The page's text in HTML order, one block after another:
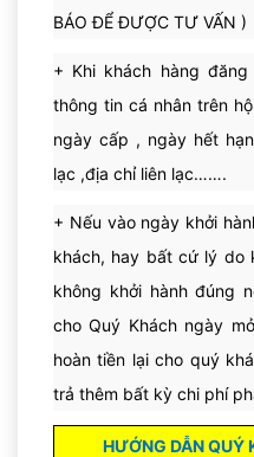
BÁO ĐỂ ĐƯỢC TƯ VẤN )
+ Khi khách hàng
thông tin cá nhân trên
ngày cấp , ngày hết
lạc ,địa chỉ liên lạc…….
+ Nếu vào ngày khởi
khách, hay bất cứ lý do
không khởi hành đúng
cho Quý Khách ngày
hoàn tiền lại cho quý
trả thêm bất kỳ chi phí
HƯỚNG DẪN QUÝ